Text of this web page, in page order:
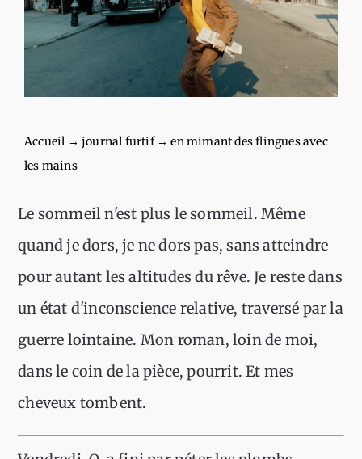
Accueil → journal furtif→en mimant des flingues avec
les mains
Le sommeil n'est plus le sommeil. Même
quand je dors, je ne dors pas, sans atteindre
pour autant les altitudes du rêve. Je reste dans
un état d'inconscience relative, traversé par la
guerre lointaine. Mon roman, loin de moi,
dans le coin de la pièce, pourrit. Et mes
cheveux tombent.